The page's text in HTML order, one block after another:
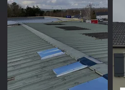
Charpentier 51